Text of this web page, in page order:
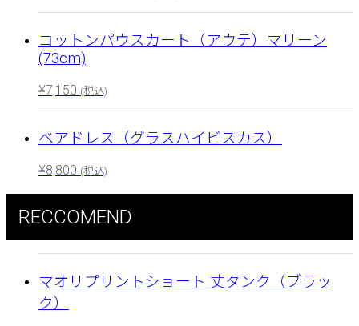
コットンパウスカート（アウテ）マリーン
(73cm)
¥7,150 (税込)
ベアドレス（グラスハイビスカス）
¥8,800 (税込)
RECCOMEND
マオリプリントショート 丈タンク（ブラッ
ク）